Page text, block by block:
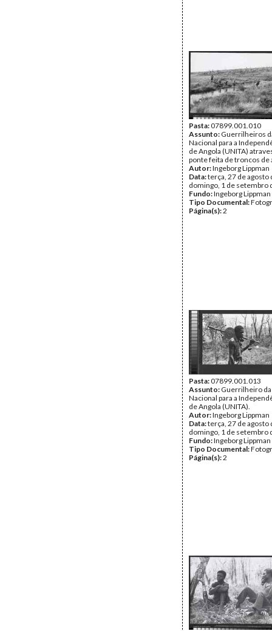
Pasta:07899.001.010
Assunto: Guerrilheiros
Nacional para a
de Angola (UNITA)
ponte feita de troncos de
Autor:Ingeborg Lippman
Data:terça, 27 de agosto
domingo, 1 de setembro
Fundo:Ingeborg Lippman
Tipo Documental:
Página(s):2
Pasta:07899.001.013
Assunto: Guerrilheiro
Nacional para a
de Angola (UNITA).
Autor:Ingeborg Lippman
Data:terça, 27 de agosto
domingo, 1 de setembro
Fundo:Ingeborg Lippman
Tipo Documental:
Página(s):2